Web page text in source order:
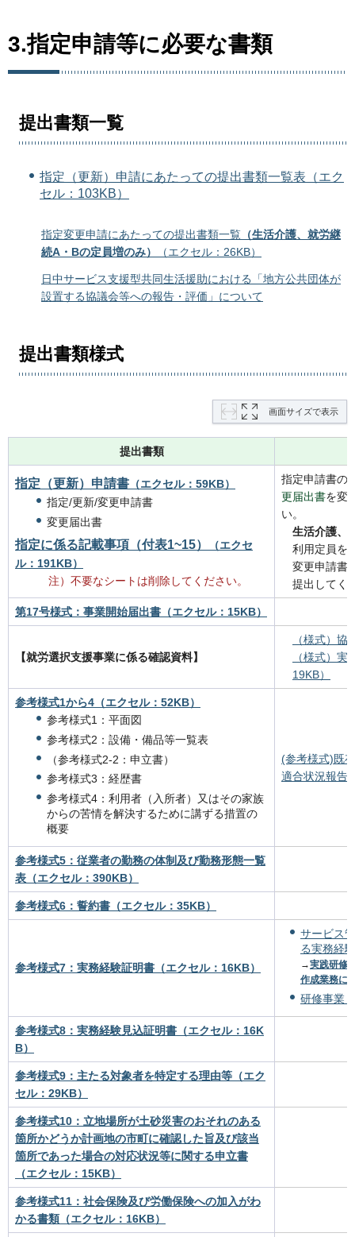
3.指定申請等に必要な書類
提出書類一覧
指定（更新）申請にあたっての提出書類一覧表（エク
セル：103KB）
指定変更申請にあたっての提出書類一覧 （生活介護、就労継
続A・Bの定員増のみ）
（エクセル：26KB）
日中サービス支援型共同生活援助における「地方公共団体が
設置する協議会等への報告・評価」について
提出書類様式
画面サイズで表示
提出書類
指定（更新）申請書 （エクセル：59KB）
指定/更新/変更申請書
変更届出書
指定に係る記載事項（付表1~15）
（エクセ
ル：191KB）
注）不要なシートは削除してください。
指定申請書の
更届出書を変
い。
生活介護、
利用定員を
変更申請書
提出してく
第17号様式：事業開始届出書（エクセル：15KB）
【就労選択支援事業に係る確認資料】
（様式）
（様式）
19KB）
参考様式1から4（エクセル：52KB）
参考様式1：平面図
参考様式2：設備・備品等一覧表
（参考様式2-2：申立書）
参考様式3：経歴書
参考様式4：利用者（入所者）又はその家族
からの苦情を解決するために講ずる措置の
概要
(参考様式)既
適合状況報告
参考様式5：従業者の勤務の体制及び勤務形態一覧
表（エクセル：390KB）
参考様式6：誓約書（エクセル：35KB）
参考様式7：実務経験証明書（エクセル：16KB）
サービス
る実務経
→実践研修
作成業務に
研修事業
参考様式8：実務経験見込証明書（エクセル：16K
B）
参考様式9：主たる対象者を特定する理由等（エク
セル：29KB）
参考様式10：立地場所が土砂災害のおそれのある
箇所かどうか計画地の市町に確認した旨及び該当
箇所であった場合の対応状況等に関する申立書
（エクセル：15KB）
参考様式11：社会保険及び労働保険への加入がわ
かる書類（エクセル：16KB）